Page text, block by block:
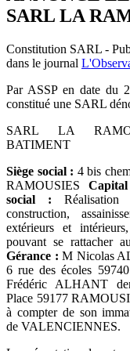
SARL LA
Constitution SARL -
dans le journal
Par ASSP en date du
constitué une SARL
SARL LA
BATIMENT
Siège social : 4 bis
RAMOUSIES
social :
construction,
extérieurs et
pouvant se rattacher
Gérance : M Nicolas
6 rue des écoles
Frédéric ALHANT
Place 59177
à compter de son
de VALENCIENNES.